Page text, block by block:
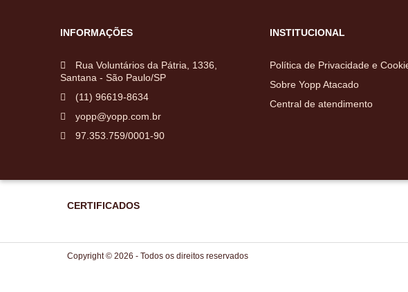
INFORMAÇÕES
Rua Voluntários da Pátria, 1336,
Santana - São Paulo/SP
(11) 96619-8634
yopp@yopp.com.br
97.353.759/0001-90
INSTITUCIONAL
Política de Privacidade e
Sobre Yopp Atacado
Central de atendimento
CERTIFICADOS
Copyright © 2026 - Todos os direitos reservados